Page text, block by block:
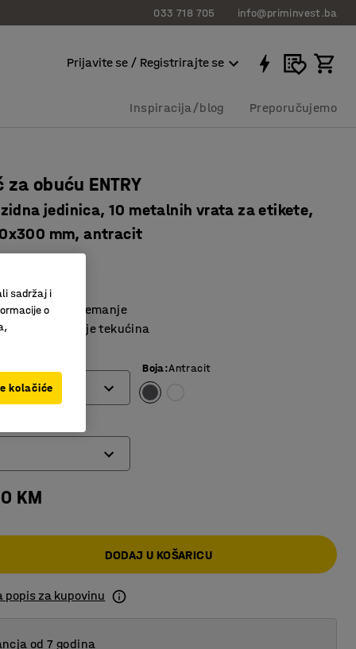
033 718 705 info@priminvest.ba
Prijavite se / Registrirajte se
Inspiracija/blog Preporučujemo
obuću ENTRY
jedinica, 10 metalnih vrata za etikete,
mm, antracit
korištenje
za sigurno spremanje
za sakupljanje tekućina
Boja:Antracit
KM
DODAJ U KOŠARICU
popis za kupovinu
od 7 godina
sadržaj i
o
kolačiće